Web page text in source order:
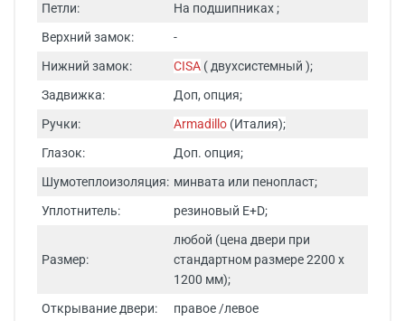
Петли:
На подшипниках ;
Верхний замок:
-
Нижний замок:
CISA ( двухсистемный );
Задвижка:
Доп, опция;
Ручки:
Armadillo (Италия);
Глазок:
Доп. опция;
Шумотеплоизоляция: минвата или пенопласт;
Уплотнитель:
резиновый E+D;
Размер:
любой (цена двери при
стандартном размере 2200 х
1200 мм);
Открывание двери:
правое /левое